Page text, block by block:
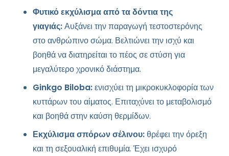
Φυτικό εκχύλισμα από τα δόντια της
γιαγιάς:Αυξάνει την παραγωγή τεστοστερόνης
στο ανθρώπινο σώμα. Βελτιώνει την ισχύ και
βοηθά να διατηρείται το πέος σε στύση για
μεγαλύτερο χρονικό διάστημα.
Ginkgo Biloba:ενισχύει τη μικροκυκλοφορία των
κυττάρων του αίματος. Επιταχύνει το μεταβολισμό
και βοηθά στην καύση θερμίδων.
Εκχύλισμα σπόρων σέλινου:θρέφει την όρεξη
και τη σεξουαλική επιθυμία. Έχει ισχυρό